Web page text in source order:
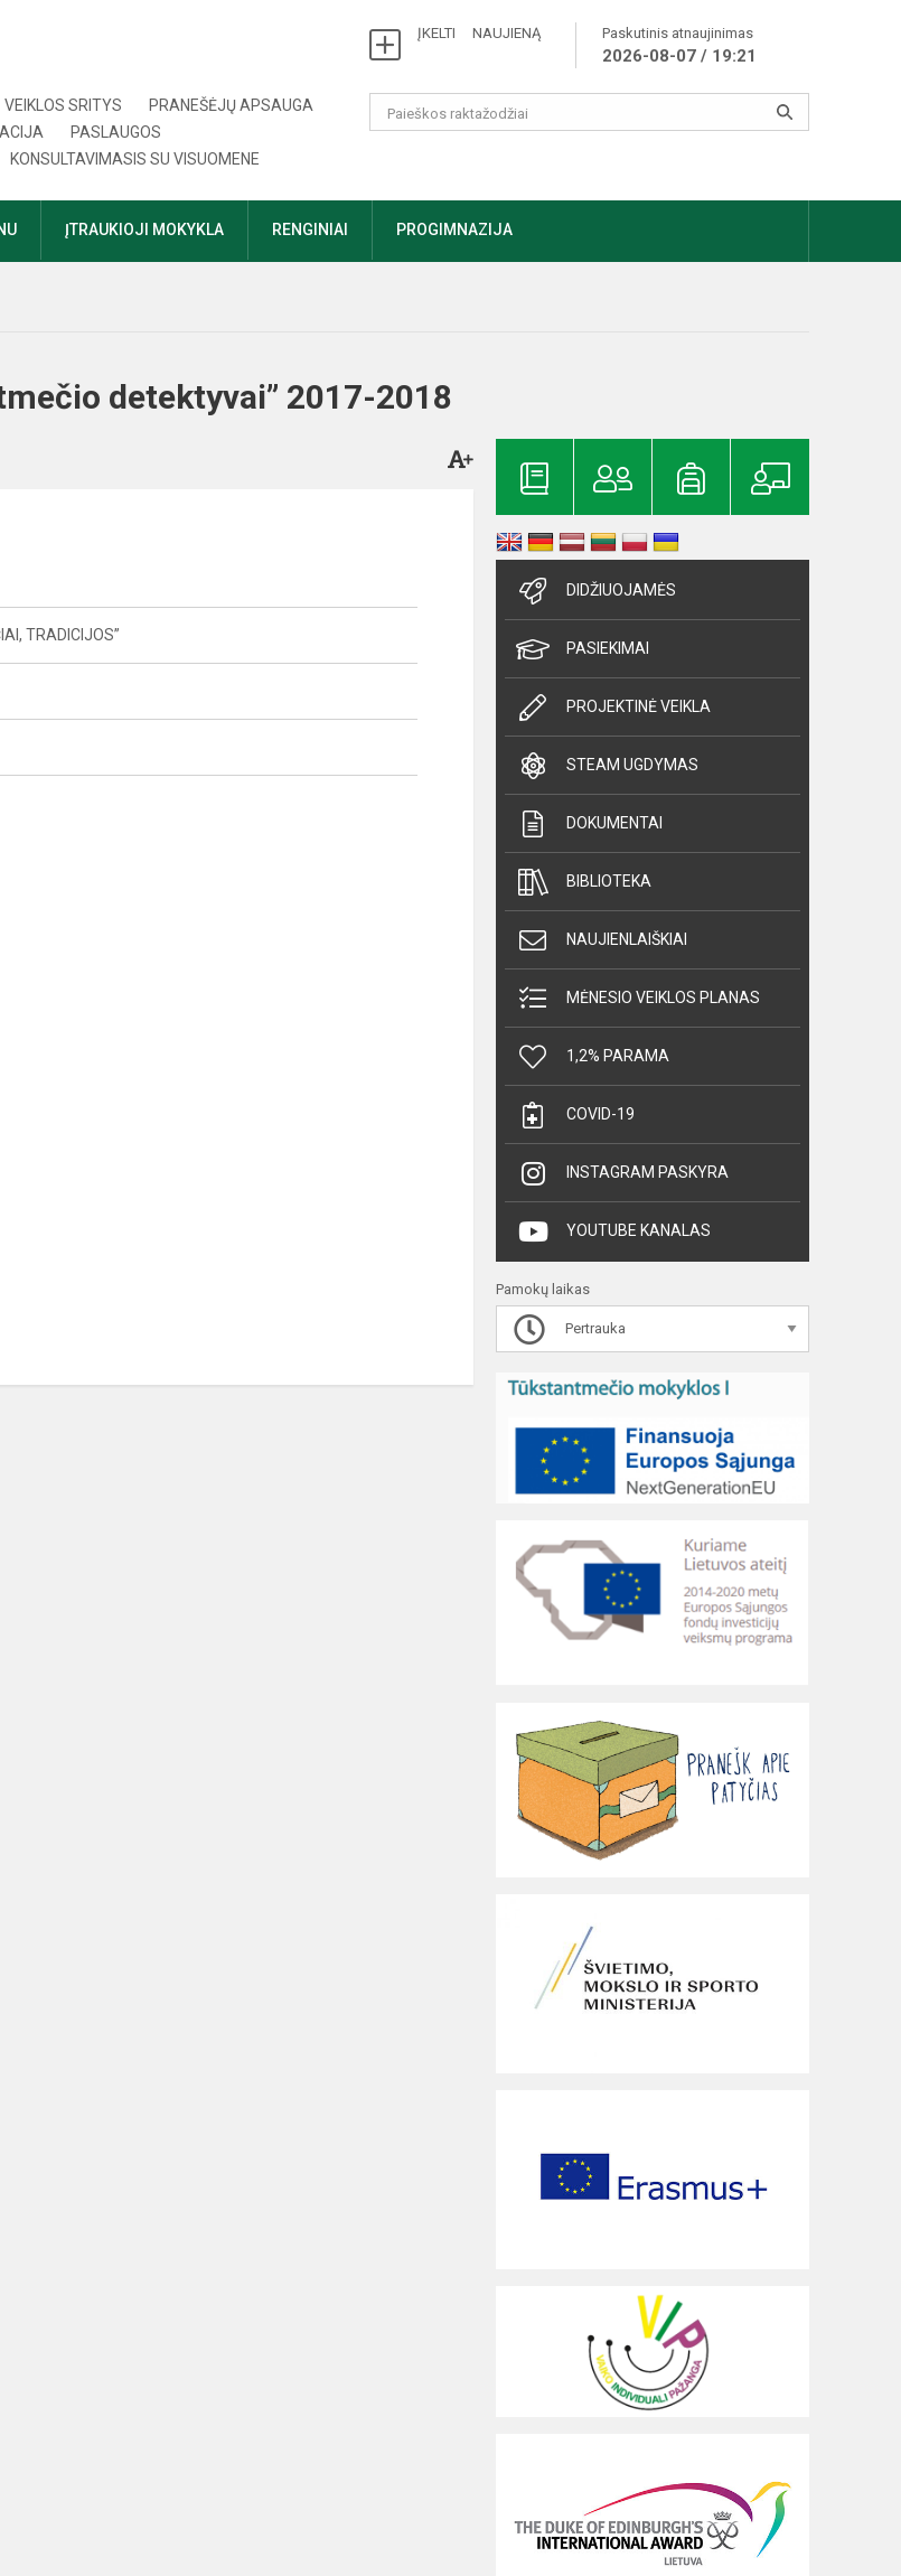
VEIKLOS SRITYS
PRANEŠĖJŲ APSAUGA
PASLAUGOS
KONSULTAVIMASIS SU VISUOMENE
ĮKELTI NAUJIENĄ Paskutinis atnaujinimas
2026-08-07 / 19:21
ĮTRAUKIOJI MOKYKLA RENGINIAI PROGIMNAZIJA
detektyvai” 2017-2018
TRADICIJOS”
DIDŽIUOJAMĖS
PASIEKIMAI
PROJEKTINĖ VEIKLA
STEAM UGDYMAS
DOKUMENTAI
BIBLIOTEKA
NAUJIENLAIŠKIAI
MĖNESIO VEIKLOS PLANAS
1,2% PARAMA
COVID-19
INSTAGRAM PASKYRA
YOUTUBE KANALAS
Pamokų laikas
Pertrauka